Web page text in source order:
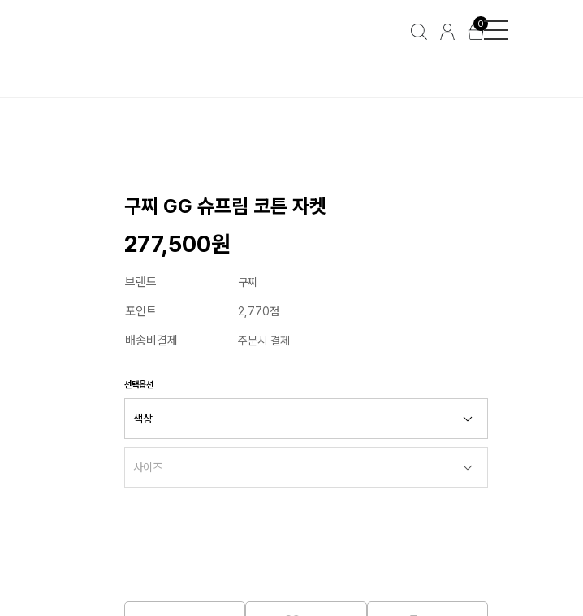
0
구찌 GG 슈프림 코튼 자켓
277,500원
브랜드 구찌
포인트 2,770점
배송비결제 주문시 결제
선택옵션